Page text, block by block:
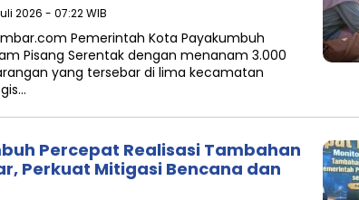
2026 - 07:22 WIB
Pemerintah Kota Payakumbuh
Pisang Serentak dengan menanam 3.000
yang tersebar di lima kecamatan
Percepat Realisasi Tambahan
Perkuat Mitigasi Bencana dan